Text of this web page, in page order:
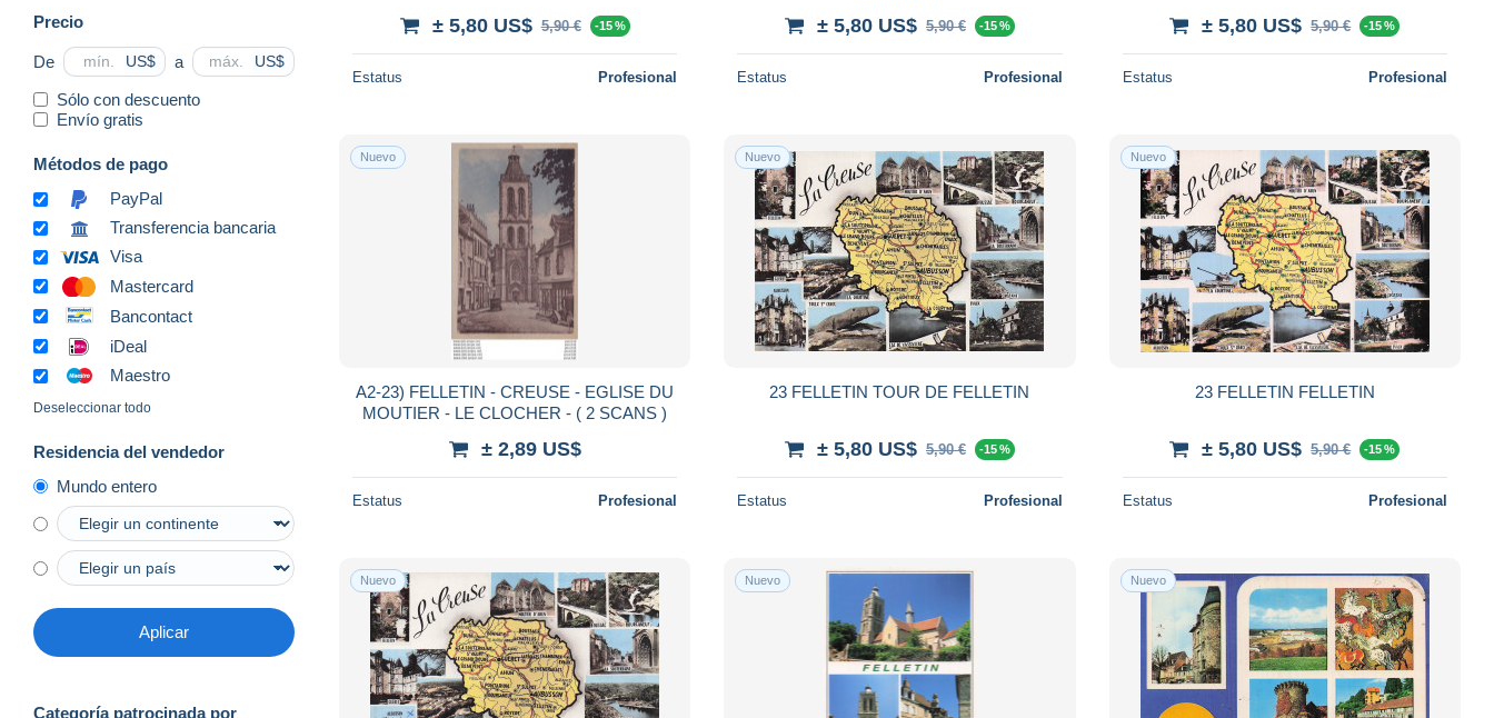
Precio
De US$ a US$
Sólo con descuento
Envío gratis
Métodos de pago
PayPal
Transferencia bancaria
Visa
Mastercard
Bancontact
iDeal
Maestro
Deseleccionar todo
Residencia del vendedor
Mundo entero
Aplicar
Categoría patrocinada por
± 5,80 US$ 5,90 € -15 %
Estatus Profesional
± 5,80 US$ 5,90 € -15 %
Estatus Profesional
± 5,80 US$ 5,90 € -15 %
Estatus Profesional
Nuevo
A2-23) FELLETIN - CREUSE - EGLISE DU
MOUTIER - LE CLOCHER - ( 2 SCANS )
± 2,89 US$
Estatus Profesional
Nuevo
23 FELLETIN TOUR DE FELLETIN
± 5,80 US$ 5,90 € -15 %
Estatus Profesional
Nuevo
23 FELLETIN FELLETIN
± 5,80 US$ 5,90 € -15 %
Estatus Profesional
Nuevo Nuevo Nuevo